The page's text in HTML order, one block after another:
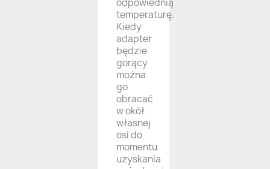
odpowiednią
temperaturę.
Kiedy
adapter
będzie
gorący
można
go
obracać
w okół
własnej
osi do
momentu
uzyskania